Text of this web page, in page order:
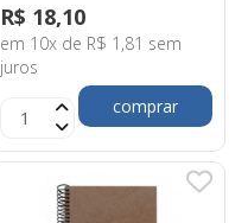
R$ 18,10
em 10x de R$ 1,81 sem
juros
comprar